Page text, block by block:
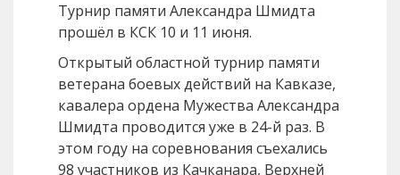
Турнир памяти Александра Шмидта
прошёл в КСК 10 и 11 июня.
Открытый областной турнир памяти
ветерана боевых действий на Кавказе,
кавалера ордена Мужества Александра
Шмидта проводится уже в 24-й раз. В
этом году на соревнования съехались
98 участников из Качканара, Верхней